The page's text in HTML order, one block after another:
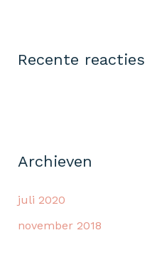
Recente reacties
Archieven
juli 2020
november 2018